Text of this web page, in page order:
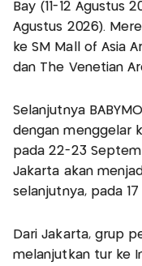
Bay (11-12 Agustus
Agustus 2026).
ke SM Mall of Asia
dan The Venetian
Selanjutnya
dengan menggelar
pada 22-23
Jakarta akan
selanjutnya, pada
Dari Jakarta, grup
melanjutkan tur ke